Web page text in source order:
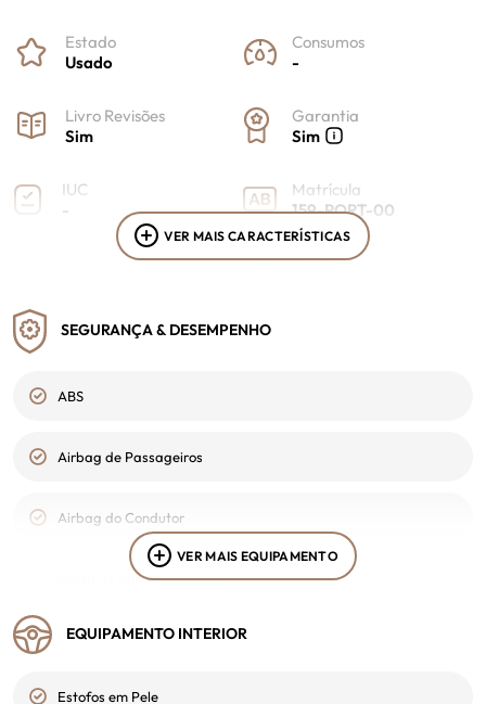
Estado
Usado
Consumos
-
Livro Revisões
Sim
Garantia
Sim
IUC
-
Matrícula
159-PORT-00
Cor Interior
Portagem
VER MAIS CARACTERÍSTICAS
SEGURANÇA & DESEMPENHO
ABS
Airbag de Passageiros
Airbag do Condutor
Ajuda ao parqueamento
Alarme
Alerta sobre Manutenção
VER MAIS EQUIPAMENTO
EQUIPAMENTO INTERIOR
Estofos em Pele